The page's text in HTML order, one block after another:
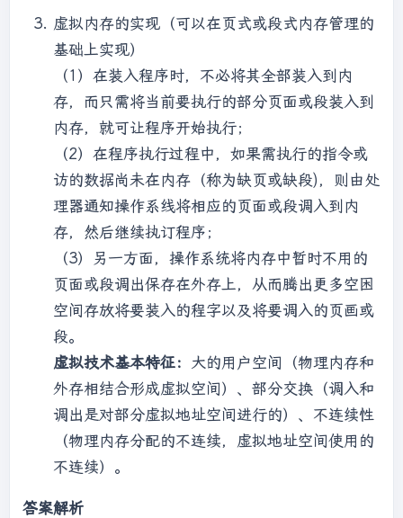
虚拟内存的实现（可以在页式或段式内存管理的
基础上实现）
（1）在装入程序时，不必将其全部装入到内
存，而只需将当前要执行的部分页面或段装入到
内存，就可让程序开始执行；
（2）在程序执行过程中，如果需执行的指令或
访的数据尚未在内存（称为缺页或缺段)，则由处
理器通知操作系线将相应的页面或段调入到内
存，然后继续执订程序；
（3）另一方面，操作系统将内存中暂时不用的
页面或段调出保存在外存上，从而腾出更多空困
空间存放将要装入的程字以及将要调入的页画或
段。
虚拟技术基本特征： 大的用户空间（物理内存和
外存相结合形成虚拟空间）、部分交换（调入和
调出是对部分虚拟地址空间进行的）、不连续性
（物理内存分配的不连续，虚拟地址空间使用的
不连续）。
答案解析